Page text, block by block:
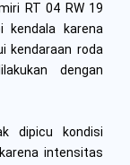
RT 04 RW 19
kendala karena
kendaraan roda
dengan
dipicu kondisi
intensitas